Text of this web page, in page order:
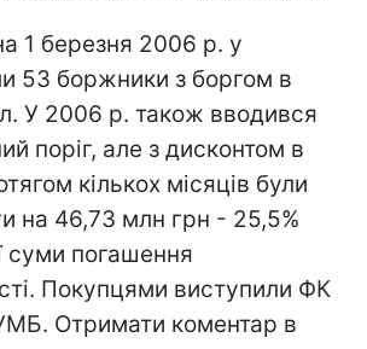
1 березня 2006 р. у
53 боржники з боргом в
У 2006 р. також вводився
поріг, але з дисконтом в
кількох місяців були
на 46,73 млн грн - 25,5%
суми погашення
Покупцями виступили ФК
Отримати коментар в